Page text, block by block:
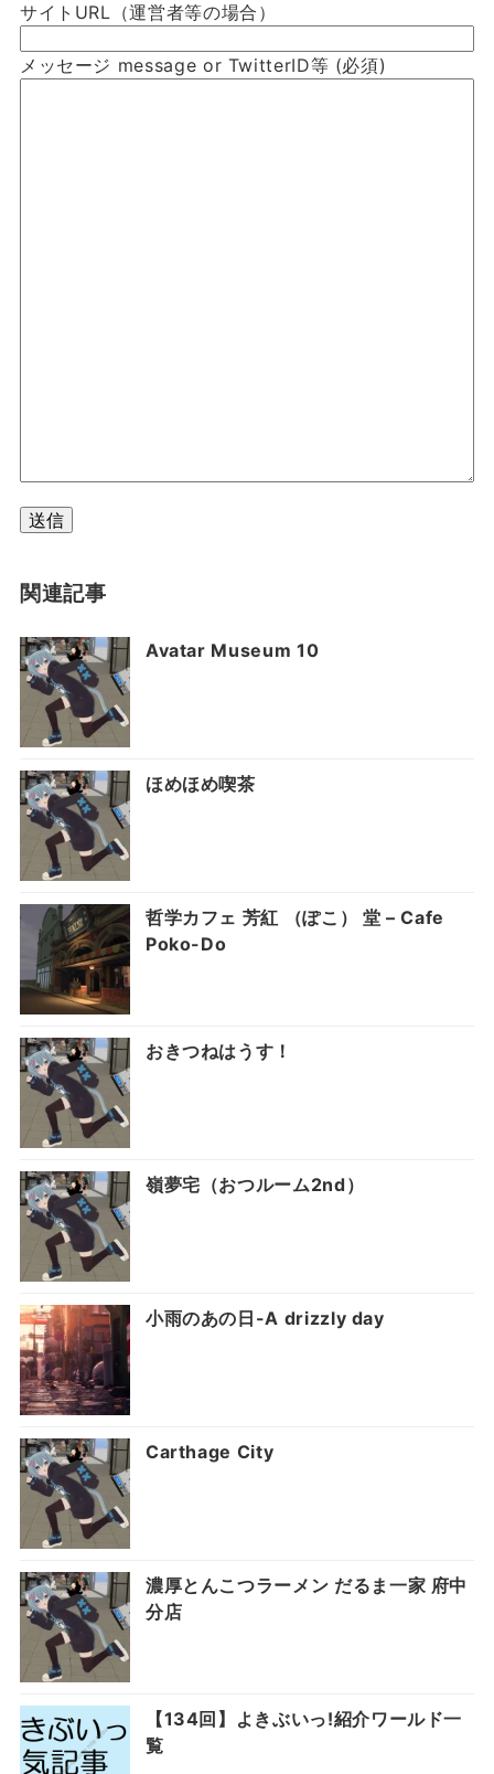
サイトURL（運営者等の場合）
メッセージ message or TwitterID等 (必須)
送信
関連記事
Avatar Museum 10
ほめほめ喫茶
哲学カフェ 芳紅 （ぽこ） 堂 – Cafe
Poko-Do
おきつねはうす！
嶺夢宅（おつルーム2nd）
小雨のあの日-A drizzly day
Carthage City
濃厚とんこつラーメン だるま一家 府中
分店
【134回】よきぶいっ!紹介ワールド一
覧